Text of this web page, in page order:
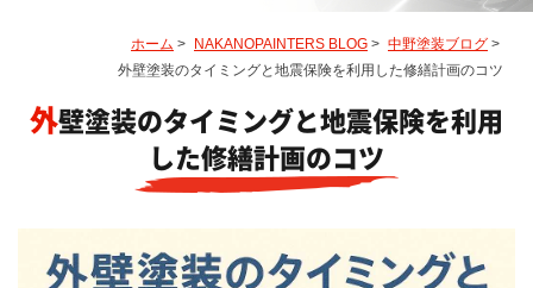
ホーム > NAKANOPAINTERS BLOG > 中野塗装ブログ >
外壁塗装のタイミングと地震保険を利用した修繕計画のコツ
外壁塗装のタイミングと地震保険を利用
した修繕計画のコツ